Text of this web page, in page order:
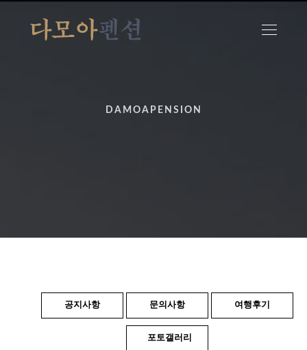
DAMOAPENSION
공지사항 문의사항 여행후기
포토갤러리